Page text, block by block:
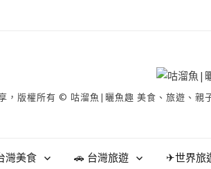
版權所有 © 咕溜魚|曬魚趣 美食、旅遊、親
灣美食 🚗 台灣旅遊 ✈世界旅